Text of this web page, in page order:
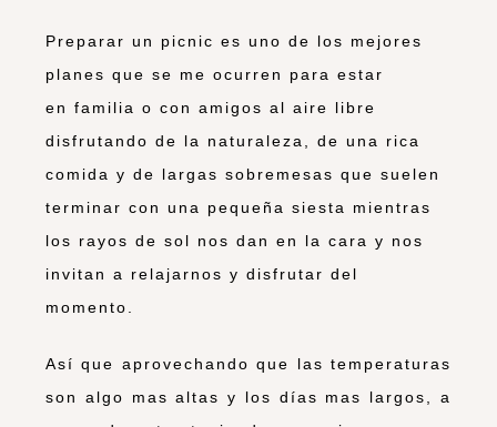
Preparar un picnic es uno de los mejores
planes que se me ocurren para estar
en familia o con amigos al aire libre
disfrutando de la naturaleza, de una rica
comida y de largas sobremesas que suelen
terminar con una pequeña siesta mientras
los rayos de sol nos dan en la cara y nos
invitan a relajarnos y disfrutar del
momento.
Así que aprovechando que las temperaturas
son algo mas altas y los días mas largos, a